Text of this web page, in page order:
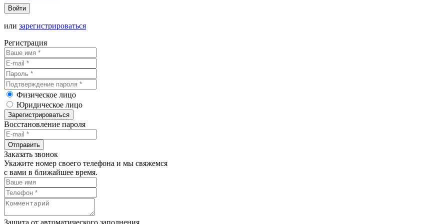
Войти
или зарегистрироваться
Регистрация
Физическое лицо
Юридическое лицо
Зарегистрироваться
Восстановление пароля
Отправить
Заказать звонок
Укажите номер своего телефона и мы свяжемся
с вами в ближайшее время.
Защита от автоматического заполнения